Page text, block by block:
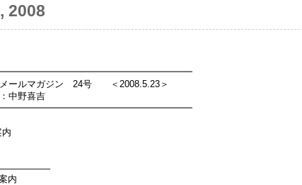
2008
メールマガジン 24号 ＜2008.5.23＞
中野喜吉
内